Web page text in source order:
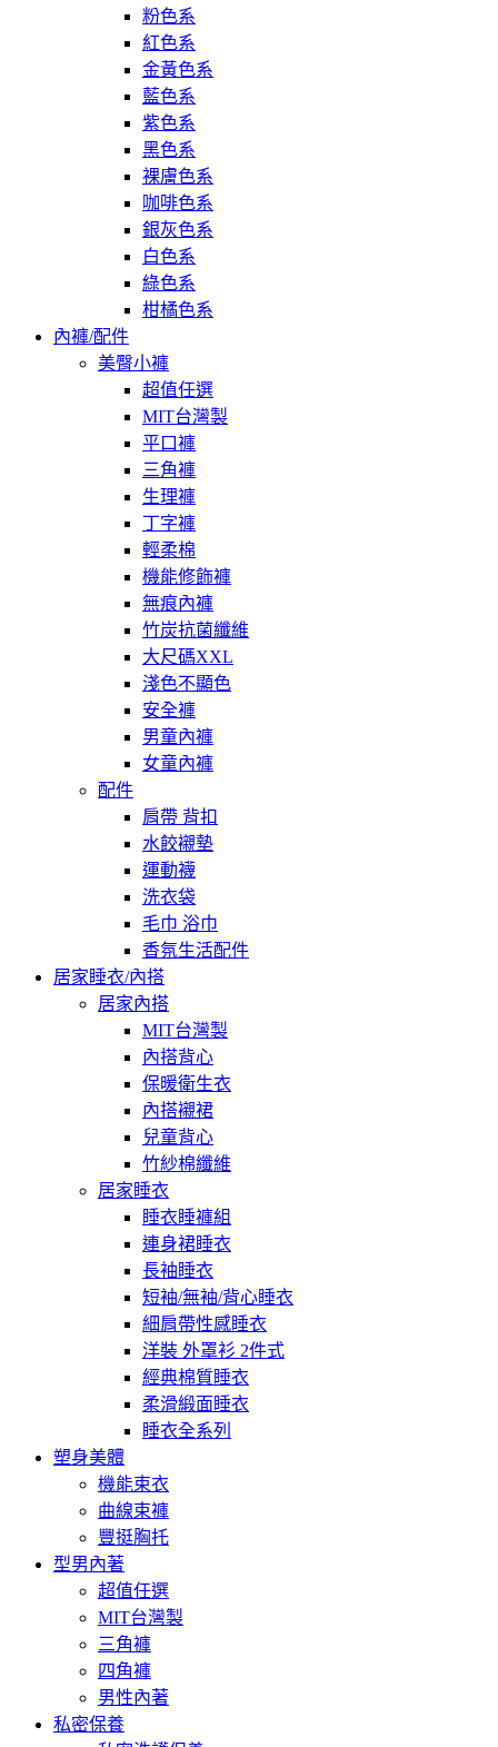
粉色系
紅色系
金黃色系
藍色系
紫色系
黑色系
裸膚色系
咖啡色系
銀灰色系
白色系
綠色系
柑橘色系
內褲/配件
美臀小褲
超值任選
MIT台灣製
平口褲
三角褲
生理褲
丁字褲
輕柔棉
機能修飾褲
無痕內褲
竹炭抗菌纖維
大尺碼XXL
淺色不顯色
安全褲
男童內褲
女童內褲
配件
肩帶 背扣
水餃襯墊
運動襪
洗衣袋
毛巾 浴巾
香氛生活配件
居家睡衣/內搭
居家內搭
MIT台灣製
內搭背心
保暖衛生衣
內搭襯裙
兒童背心
竹紗棉纖維
居家睡衣
睡衣睡褲組
連身裙睡衣
長袖睡衣
短袖/無袖/背心睡衣
細肩帶性感睡衣
洋裝 外罩衫 2件式
經典棉質睡衣
柔滑緞面睡衣
睡衣全系列
塑身美體
機能束衣
曲線束褲
豐挺胸托
型男內著
超值任選
MIT台灣製
三角褲
四角褲
男性內著
私密保養